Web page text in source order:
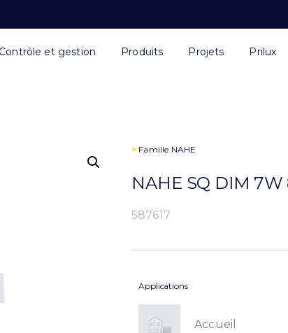
Contrôle et gestion Produits Projets Prilux
> Famille NAHE
NAHE SQ DIM
587617
Applications
Accueil